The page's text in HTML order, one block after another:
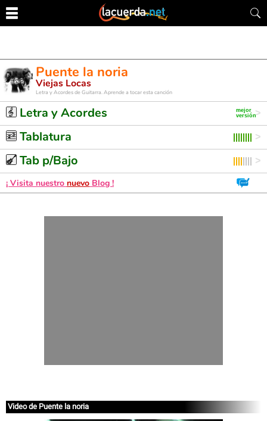
Puente la noria
Viejas Locas
Letra y Acordes de Guitarra. Aprende a tocar esta canción
Letra y Acordes
Tablatura
Tab p/Bajo
¡ Visita nuestro nuevo Blog !
Video de Puente la noria